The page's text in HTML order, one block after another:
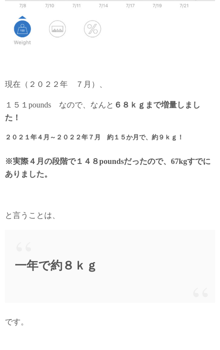
現在（２０２２年 ７月）、
１５１pounds なので、なんと ６８ｋｇまで増量しまし
た！
２０２１年４月～２０２２年７月 約１５か月で、 約９ｋｇ！
※実際４月の段階で１４８poundsだったので、 67kgすでに
ありました。
と言うことは、
一年で約８ｋｇ
です。